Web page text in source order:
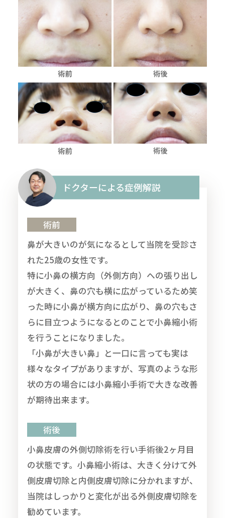
ドクターによる症例解説
術前
鼻が大きいのが気になるとして当院を受診さ
れた25歳の女性です。
特に小鼻の横方向（外側方向）への張り出し
が大きく、鼻の穴も横に広がっているため笑
った時に小鼻が横方向に広がり、鼻の穴もさ
らに目立つようになるとのことで小鼻縮小術
を行うことになりました。
「小鼻が大きい鼻」と一口に言っても実は
様々なタイプがありますが、写真のような形
状の方の場合には小鼻縮小手術で大きな改善
が期待出来ます。
術後
小鼻皮膚の外側切除術を行い手術後2ヶ月目
の状態です。小鼻縮小術は、大きく分けて外
側皮膚切除と内側皮膚切除に分かれますが、
当院はしっかりと変化が出る外側皮膚切除を
勧めています。